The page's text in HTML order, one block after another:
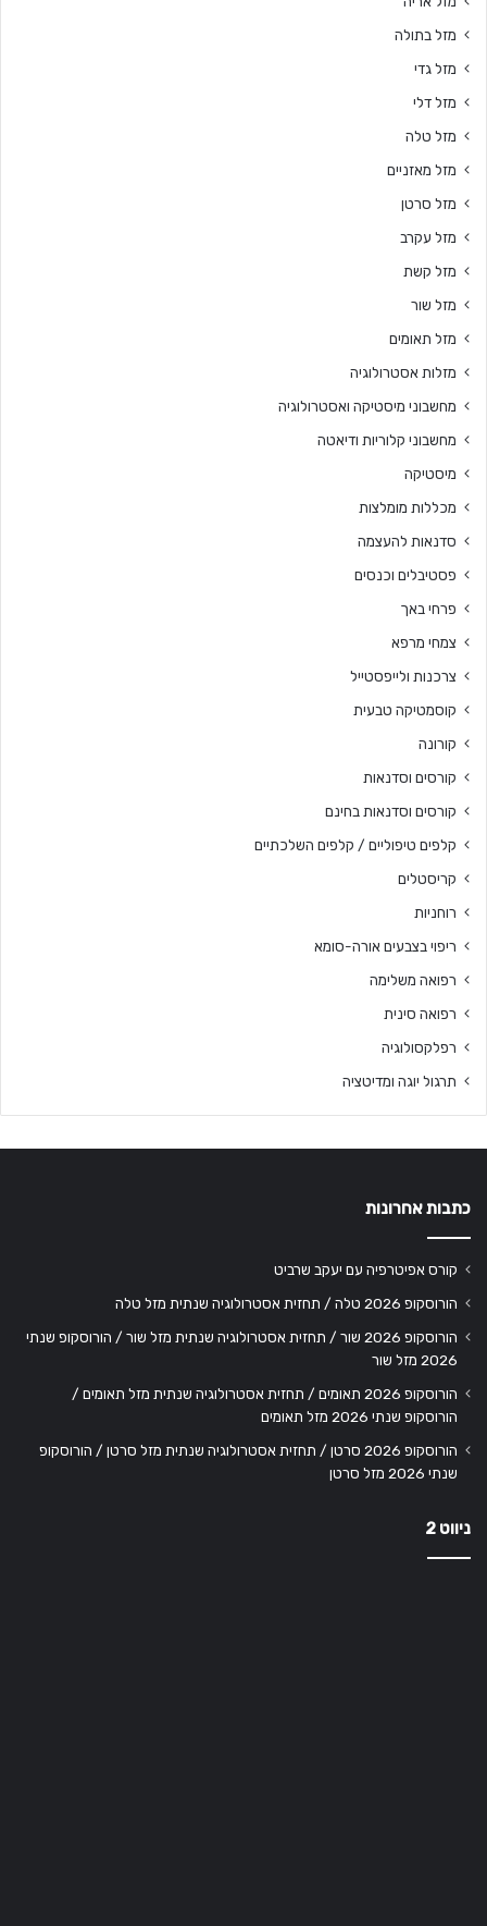
מזל בתולה
מזל גדי
מזל דלי
מזל טלה
מזל מאזניים
מזל סרטן
מזל עקרב
מזל קשת
מזל שור
מזל תאומים
מזלות אסטרולוגיה
מחשבוני מיסטיקה ואסטרולוגיה
מחשבוני קלוריות ודיאטה
מיסטיקה
מכללות מומלצות
סדנאות להעצמה
פסטיבלים וכנסים
פרחי באך
צמחי מרפא
צרכנות ולייפסטייל
קוסמטיקה טבעית
קורונה
קורסים וסדנאות
קורסים וסדנאות בחינם
קלפים טיפוליים / קלפים השלכתיים
קריסטלים
רוחניות
ריפוי בצבעים אורה-סומא
רפואה משלימה
רפואה סינית
רפלקסולוגיה
תרגול יוגה ומדיטציה
כתבות אחרונות
קורס אפיטרפיה עם יעקב שרביט
הורוסקופ 2026 טלה / תחזית אסטרולוגיה שנתית מזל טלה
הורוסקופ 2026 שור / תחזית אסטרולוגיה שנתית מזל שור / הורוסקופ שנתי
2026 מזל שור
הורוסקופ 2026 תאומים / תחזית אסטרולוגיה שנתית מזל תאומים /
הורוסקופ שנתי 2026 מזל תאומים
הורוסקופ 2026 סרטן / תחזית אסטרולוגיה שנתית מזל סרטן / הורוסקופ
שנתי 2026 מזל סרטן
ניווט 2